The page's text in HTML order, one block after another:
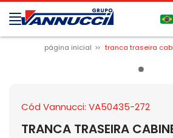
página inicial tranca traseira
Cód Vannucci: VA50435-272
TRANCA TRASEIRA